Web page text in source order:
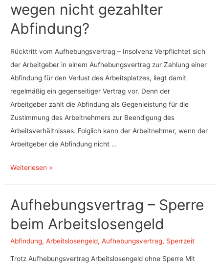
wegen nicht gezahlter
Abfindung?
Rücktritt vom Aufhebungsvertrag – Insolvenz Verpflichtet sich
der Arbeitgeber in einem Aufhebungsvertrag zur Zahlung einer
Abfindung für den Verlust des Arbeitsplatzes, liegt damit
regelmäßig ein gegenseitiger Vertrag vor. Denn der
Arbeitgeber zahlt die Abfindung als Gegenleistung für die
Zustimmung des Arbeitnehmers zur Beendigung des
Arbeitsverhältnisses. Folglich kann der Arbeitnehmer, wenn der
Arbeitgeber die Abfindung nicht …
Aufhebungsvertrag
in
der
wegen
nicht
Weiterlesen »
Aufhebungsvertrag – Sperre
beim Arbeitslosengeld
Abfindung,Arbeitslosengeld,Aufhebungsvertrag, Sperrzeit
Trotz Aufhebungsvertrag Arbeitslosengeld ohne Sperre Mit